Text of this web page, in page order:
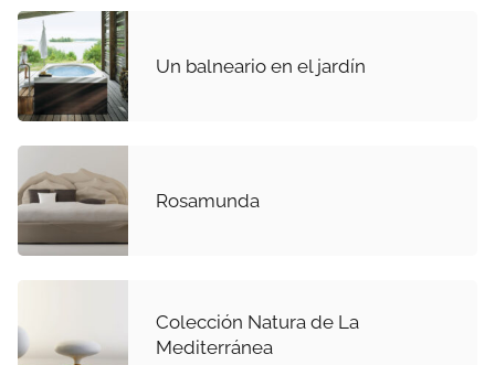
Un balneario en el jardín
Rosamunda
Colección Natura de La
Mediterránea